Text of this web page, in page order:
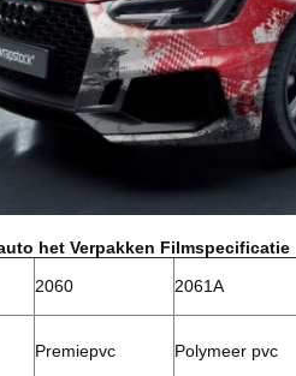
het Verpakken Filmspecificatie
2060 2061A
Premiepvc Polymeer pvc